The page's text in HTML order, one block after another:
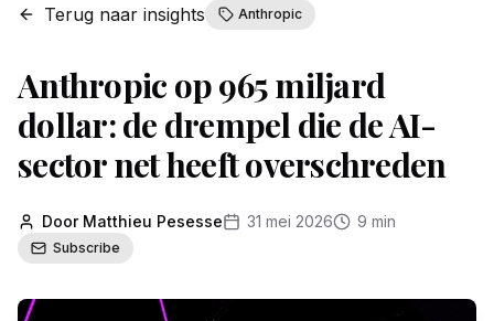
Terug naar insights Anthropic
Anthropic op 965 miljard
dollar: de drempel die de AI-
sector net heeft overschreden
Door Matthieu Pesesse 31 mei 2026 9 min
Subscribe